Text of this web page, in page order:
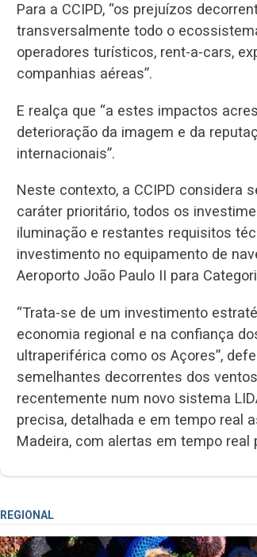
Para a CCIPD, “os prejuízos
transversalmente todo o
operadores turísticos, rent-a-cars,
companhias aéreas”.
E realça que “a estes impactos
deterioração da imagem e da
internacionais”.
Neste contexto, a CCIPD considera
caráter prioritário, todos os
iluminação e restantes requisitos
investimento no equipamento de
Aeroporto João Paulo II para
“Trata-se de um investimento
economia regional e na confiança
ultraperiférica como os Açores”,
semelhantes decorrentes dos
recentemente num novo sistema
precisa, detalhada e em tempo real
Madeira, com alertas em tempo real
REGIONAL